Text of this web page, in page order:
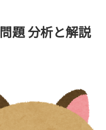
題 分析と解説